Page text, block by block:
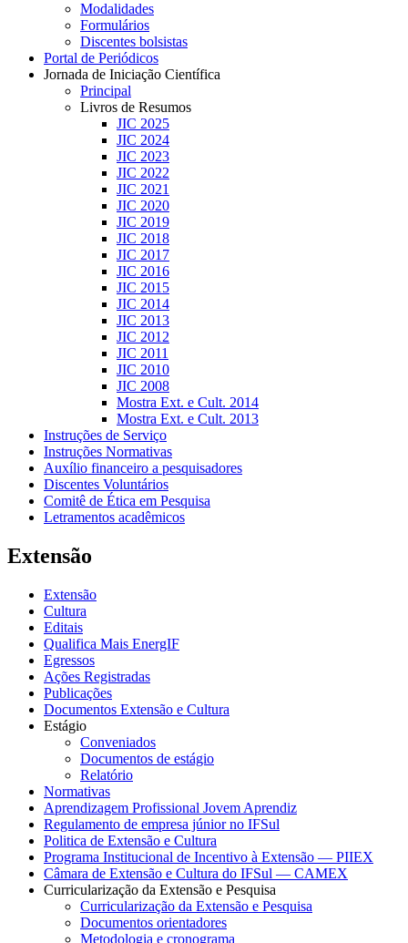
Modalidades
Formulários
Discentes bolsistas
Portal de Periódicos
Jornada de Iniciação Científica
Principal
Livros de Resumos
JIC 2025
JIC 2024
JIC 2023
JIC 2022
JIC 2021
JIC 2020
JIC 2019
JIC 2018
JIC 2017
JIC 2016
JIC 2015
JIC 2014
JIC 2013
JIC 2012
JIC 2011
JIC 2010
JIC 2008
Mostra Ext. e Cult. 2014
Mostra Ext. e Cult. 2013
Instruções de Serviço
Instruções Normativas
Auxílio financeiro a pesquisadores
Discentes Voluntários
Comitê de Ética em Pesquisa
Letramentos acadêmicos
Extensão
Extensão
Cultura
Editais
Qualifica Mais EnergIF
Egressos
Ações Registradas
Publicações
Documentos Extensão e Cultura
Estágio
Conveniados
Documentos de estágio
Relatório
Normativas
Aprendizagem Profissional Jovem Aprendiz
Regulamento de empresa júnior no IFSul
Politica de Extensão e Cultura
Programa Institucional de Incentivo à Extensão — PIIEX
Câmara de Extensão e Cultura do IFSul — CAMEX
Curricularização da Extensão e Pesquisa
Curricularização da Extensão e Pesquisa
Documentos orientadores
Metodologia e cronograma